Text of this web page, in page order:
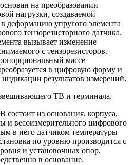
на преобразовании
нагрузки, создаваемой
деформацию упругого элемента
тензорезисторного датчика.
вызывает изменение
с тензорезисторов.
массе
в цифровую форму и
результатов измерений.
ТВ и терминала.
из основания, корпуса,
и весоизмерительного цифрового
в него датчиком температуры
по уровню производится с
и установочных опор,
в основание.